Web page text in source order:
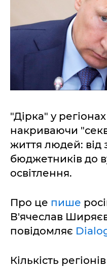
"Дірка" у
накриваючи
життя людей: від
бюджетників до
освітлення.
Про це пише
В'ячеслав
повідомляє
Кількість